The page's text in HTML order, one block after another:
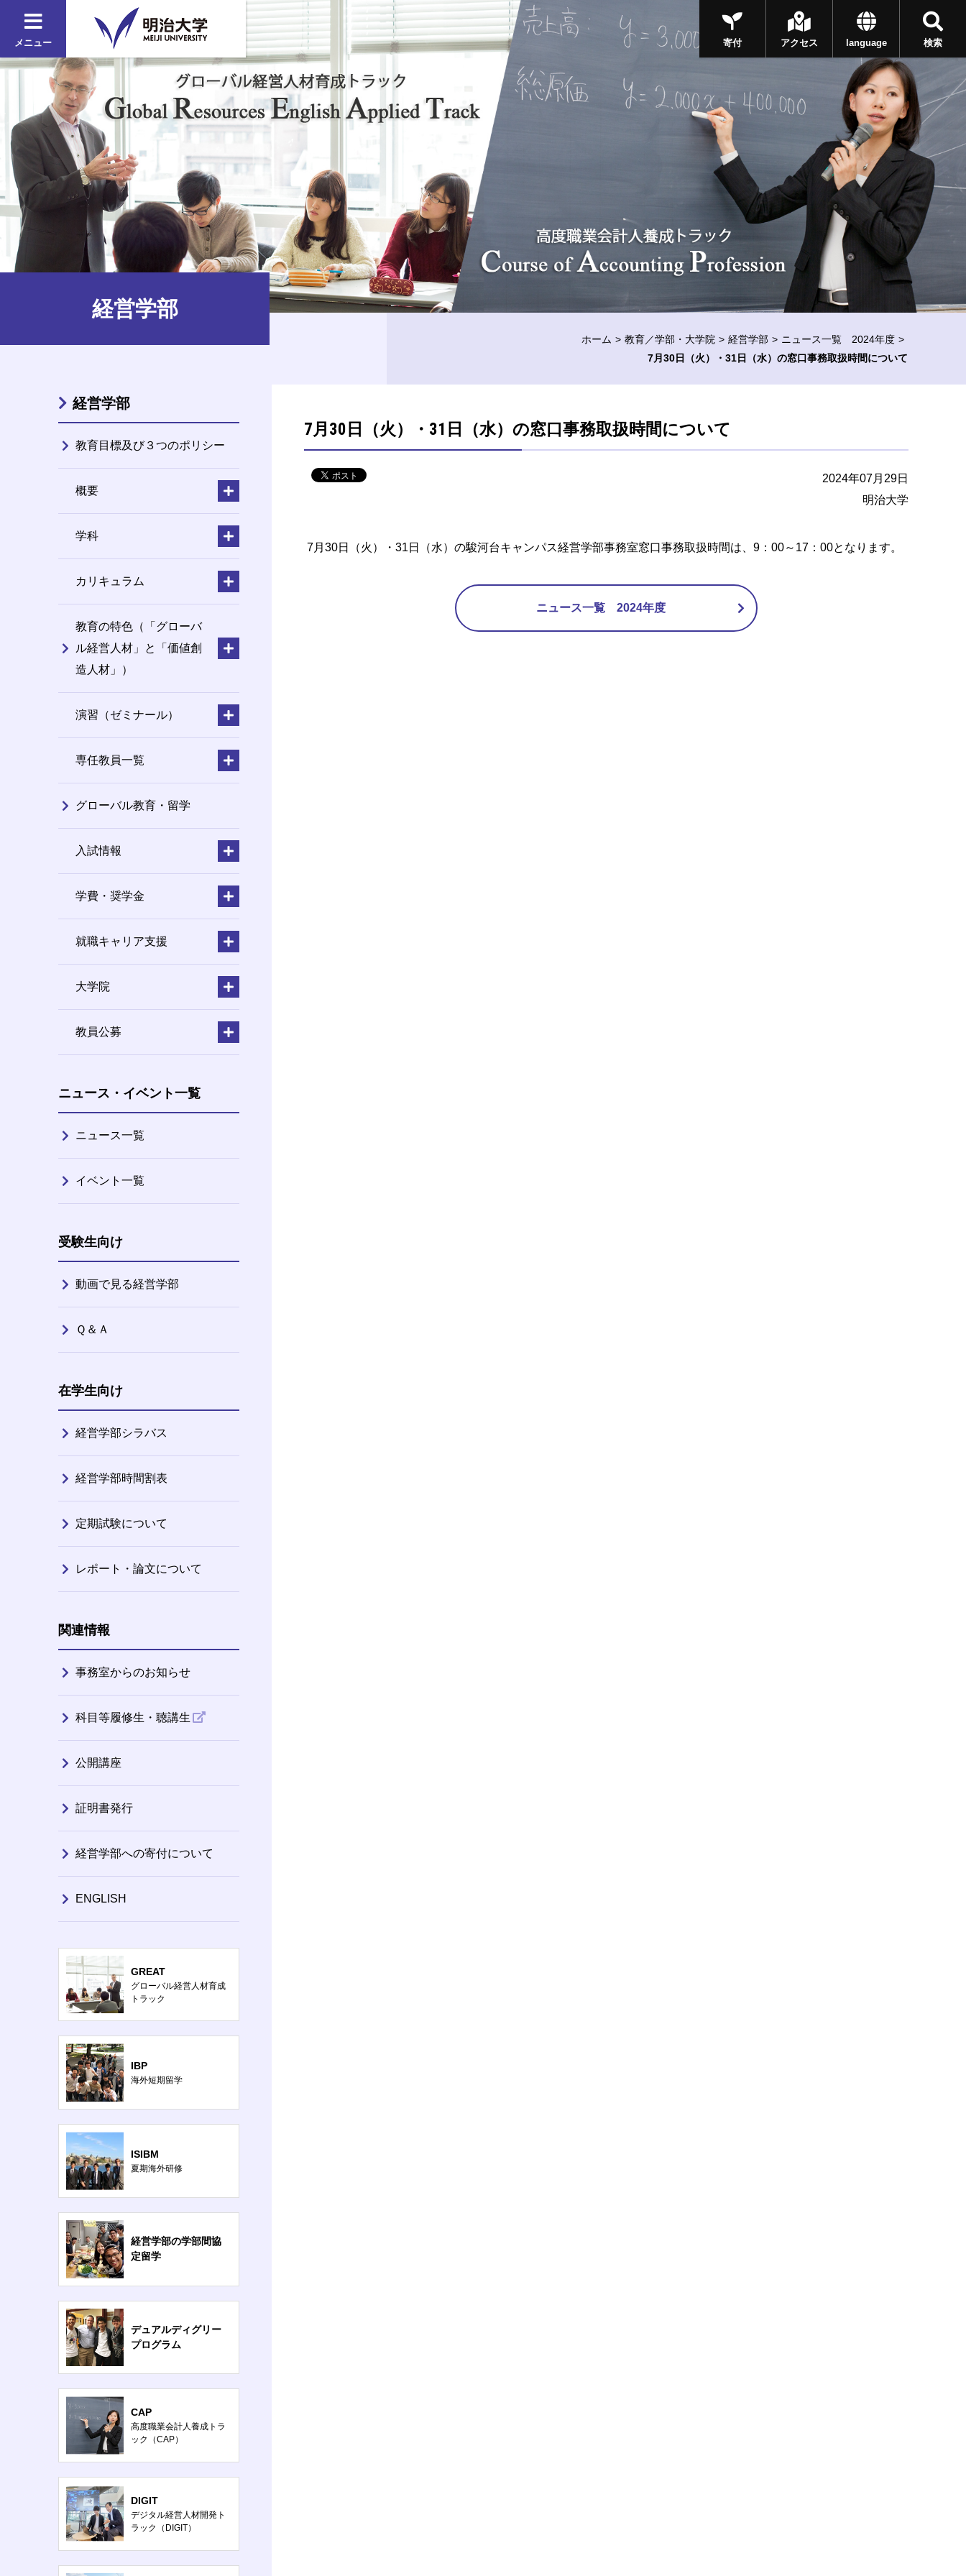
メニュー 検索
language
アクセス
寄付
経営学部
ホーム 教育／学部・大学院 経営学部
ニュース一覧 2024年度
7月30日（火）・31日（水）の窓口事務取扱時間について
7月30日（火）・31日（水）の窓口事務取扱時間について
2024年07月29日
明治大学
7月30日（火）・31日（水）の駿河台キャンパス経営学部事務室窓口事務取扱時間は、9：00～17：00となります。
ニュース一覧 2024年度
経営学部
教育目標及び３つのポリシー
概要
学科
カリキュラム
教育の特色（「グローバ
ル経営人材」と「価値創
造人材」）
演習（ゼミナール）
専任教員一覧
グローバル教育・留学
入試情報
学費・奨学金
就職キャリア支援
大学院
教員公募
ニュース・イベント一覧
ニュース一覧
イベント一覧
受験生向け
動画で見る経営学部
Ｑ＆Ａ
在学生向け
経営学部シラバス
経営学部時間割表
定期試験について
レポート・論文について
関連情報
事務室からのお知らせ
科目等履修生・聴講生
公開講座
証明書発行
経営学部への寄付について
ENGLISH
GREAT
グローバル経営人材育成
トラック
IBP
海外短期留学
ISIBM
夏期海外研修
経営学部の学部間協
定留学
デュアルディグリー
プログラム
CAP
高度職業会計人養成トラ
ック（CAP）
DIGIT
デジタル経営人材開発ト
ラック（DIGIT）